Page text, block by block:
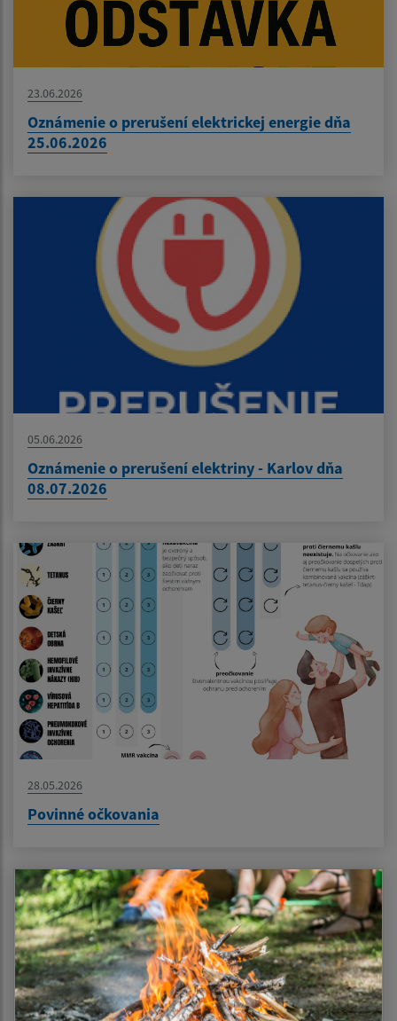
23.06.2026
Oznámenie o prerušení elektrickej energie dňa
25.06.2026
05.06.2026
Oznámenie o prerušení elektriny - Karlov dňa
08.07.2026
28.05.2026
Povinné očkovania